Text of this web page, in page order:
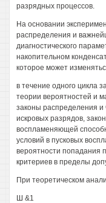
разрядных процессов.
На основании
распределения и
диагностического
накопительном
которое может
в течение одного цикла
теории вероятностей и
законы распределения и
искровых разрядов,
воспламеняющей
условий в пусковых
вероятности попадания
критериев в пределы
При теоретическом
Ш &1